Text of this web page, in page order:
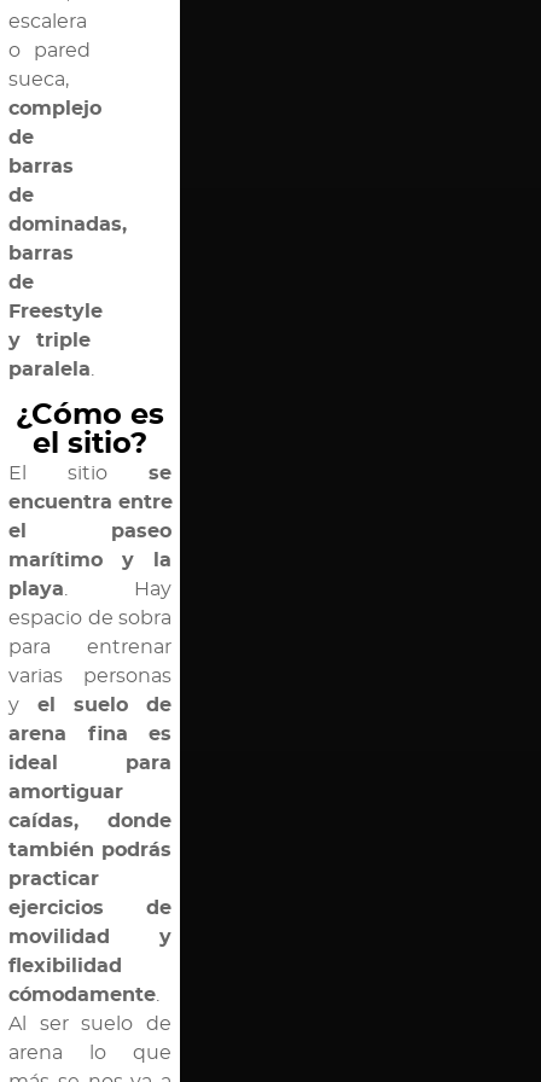
escalera
o pared
sueca,
complejo
de
barras
de
dominadas,
barras
de
Freestyle
y triple
paralela
¿Cómo es
el sitio?
El sitio se
encuentra entre
el paseo
marítimo y la
playa . Hay
espacio de sobra
para entrenar
varias personas
y el suelo de
arena fina es
ideal para
amortiguar
caídas, donde
también podrás
practicar
ejercicios de
movilidad y
flexibilidad
cómodamente
Al ser suelo de
arena lo que